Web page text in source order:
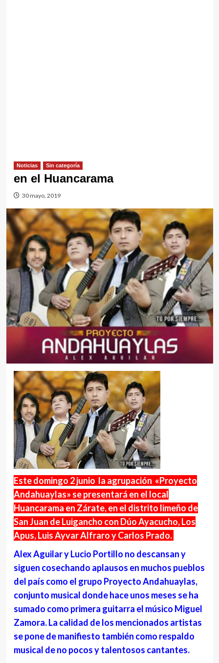
Noticias Sin categorí­a
en el Huancarama
30 mayo, 2019
Este domingo 2 junio la agrupación «Proyecto
Andahuaylas» se presentará en el local
Huancarama en Zárate, en el distrito limeño de
San Juan de Luigancho con Dúo Ayacucho, Los
Apus, Luis Ayvar Alfraro y Carlos Prado.
Alex Aguilar y Lucio Portillo no descansan y
siguen cosechando aplausos en muchos pueblos
del país como el grupo Proyecto Andahuaylas,
conjunto musical donde hace unos meses se ha
sumado como primera guitarra el músico Miguel
Zamora. La calidad de los mencionados artistas
se pone de manifiesto también como respaldo
musical de no pocos y talentosos cantantes.